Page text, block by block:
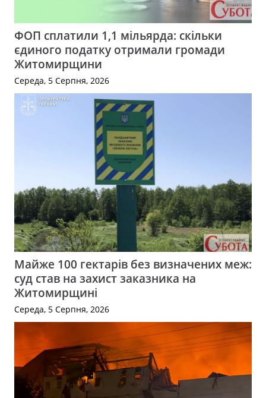
ФОП сплатили 1,1 мільярда: скільки
єдиного податку отримали громади
Житомирщини
Середа, 5 Серпня, 2026
Майже 100 гектарів без визначених меж:
суд став на захист заказника на
Житомирщині
Середа, 5 Серпня, 2026